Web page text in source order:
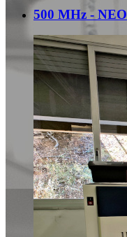
500 MHz - NEO